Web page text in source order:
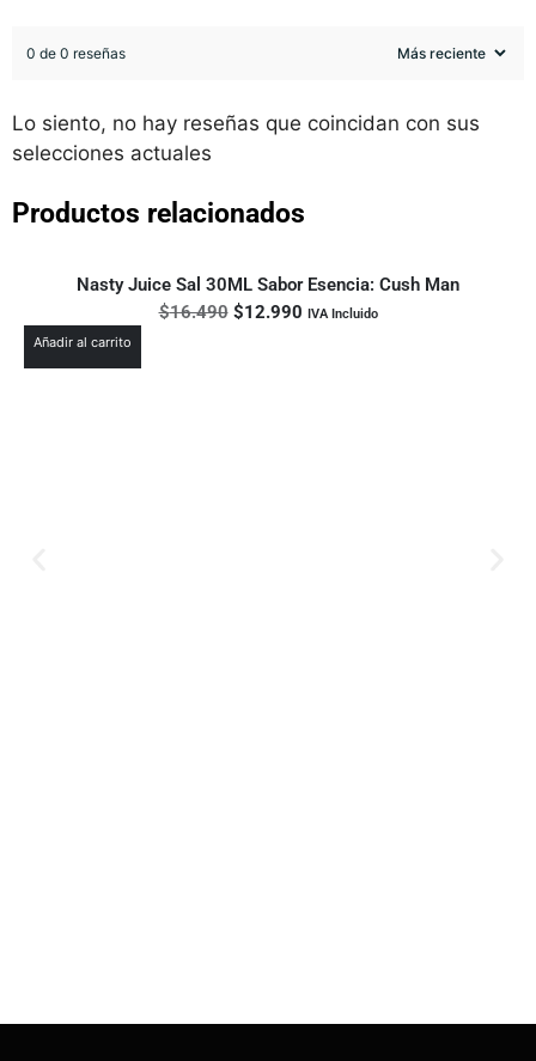
0 de 0 reseñas
Lo siento, no hay reseñas que coincidan con sus
selecciones actuales
Productos relacionados
Nasty Juice Sal 30ML Sabor Esencia: Cush Man
$16.490 $12.990 IVA Incluido
Añadir al carrito